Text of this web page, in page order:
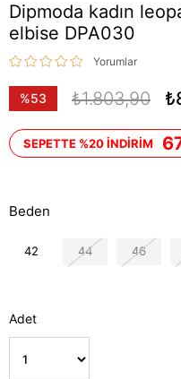
Dipmoda kadın
elbise DPA030
Yorumlar
%53
₺1.803,90
SEPETTE %20 İNDİRİM
Beden
42 44 46
Adet